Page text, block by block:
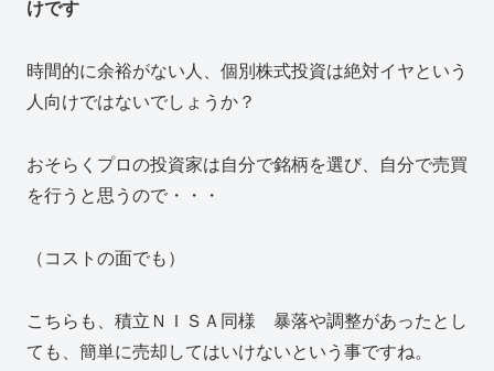
けです
時間的に余裕がない人、個別株式投資は絶対イヤという
人向けではないでしょうか？
おそらくプロの投資家は自分で銘柄を選び、自分で売買
を行うと思うので・・・
（コストの面でも）
こちらも、積立ＮＩＳＡ同様 暴落や調整があったとし
ても、簡単に売却してはいけないという事ですね。